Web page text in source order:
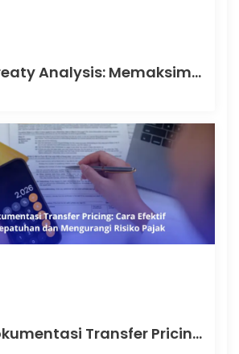
Jasa Tax Treaty Analysis: Memaksimalkan Manfaat Perjanjian Pajak Internasional dan Mengurangi Risiko Pajak Lintas Negara
Evaluasi Dokumentasi Transfer Pricing: Cara Efektif Mengukur Kepatuhan dan Mengurangi Risiko Pajak